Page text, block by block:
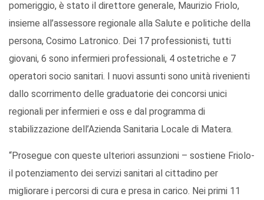
pomeriggio, è stato il direttore generale, Maurizio Friolo,
insieme all’assessore regionale alla Salute e politiche della
persona, Cosimo Latronico. Dei 17 professionisti, tutti
giovani, 6 sono infermieri professionali, 4 ostetriche e 7
operatori socio sanitari. I nuovi assunti sono unità rivenienti
dallo scorrimento delle graduatorie dei concorsi unici
regionali per infermieri e oss e dal programma di
stabilizzazione dell’Azienda Sanitaria Locale di Matera.
“Prosegue con queste ulteriori assunzioni – sostiene Friolo-
il potenziamento dei servizi sanitari al cittadino per
migliorare i percorsi di cura e presa in carico. Nei primi 11